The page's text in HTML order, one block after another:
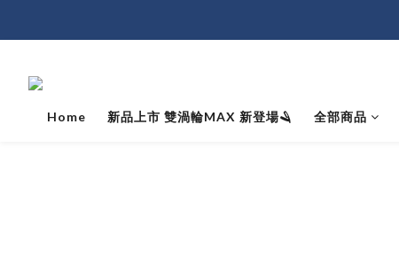
Home 新品上市 雙渦輪MAX 新登場🪒 全部商品